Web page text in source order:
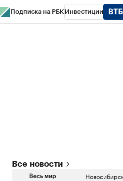
Подписка на РБК Инвестиции
Все новости
Весь мир